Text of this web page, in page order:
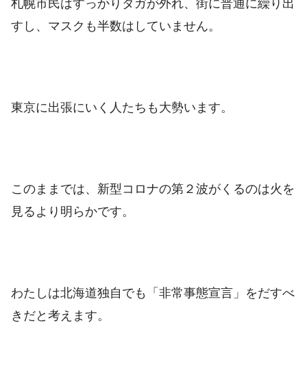
札幌市民はすっかりタガが外れ、街に普通に繰り出
すし、マスクも半数はしていません。
東京に出張にいく人たちも大勢います。
このままでは、新型コロナの第２波がくるのは火を
見るより明らかです。
わたしは北海道独自でも「非常事態宣言」をだすべ
きだと考えます。